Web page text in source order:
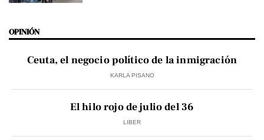
OPINIÓN
Ceuta, el negocio político de la inmigración
KARLA PISANO
El hilo rojo de julio del 36
LIBER